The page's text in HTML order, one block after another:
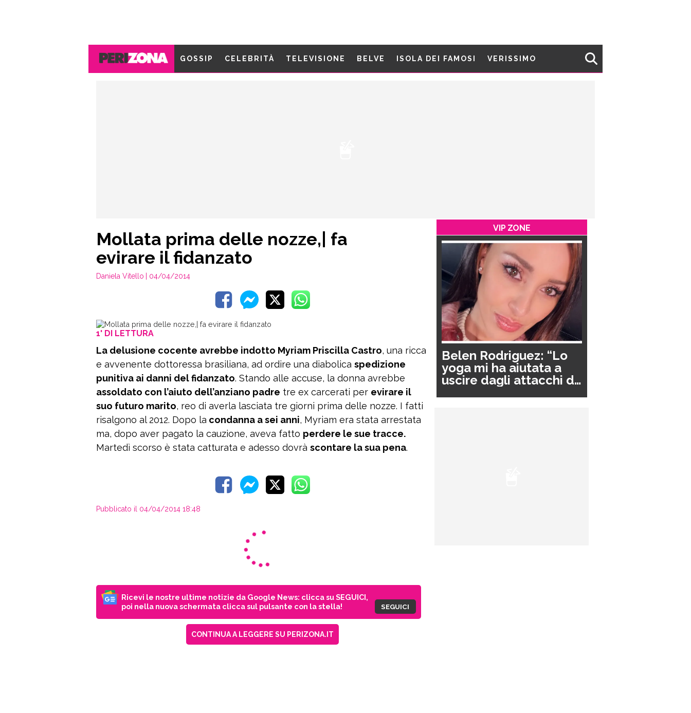
GOSSIP CELEBRITÀ TELEVISIONE BELVE ISOLA DEI FAMOSI VERISSIMO
Mollata prima delle nozze,| fa
evirare il fidanzato
Daniela Vitello | 04/04/2014
1' DI LETTURA
La delusione cocente avrebbe indotto Myriam Priscilla Castro, una ricca
e avvenente dottoressa brasiliana, ad ordire una diabolica spedizione
punitiva ai danni del fidanzato. Stando alle accuse, la donna avrebbe
assoldato con l’aiuto dell’anziano padre tre ex carcerati per evirare il
suo futuro marito, reo di averla lasciata tre giorni prima delle nozze. I fatti
risalgono al 2012. Dopo la condanna a sei anni, Myriam era stata arrestata
ma, dopo aver pagato la cauzione, aveva fatto perdere le sue tracce.
Martedì scorso è stata catturata e adesso dovrà scontare la sua pena.
Pubblicato il 04/04/2014 18:48
Ricevi le nostre ultime notizie da Google News: clicca su SEGUICI,
poi nella nuova schermata clicca sul pulsante con la stella!
SEGUICI
CONTINUA A LEGGERE SU PERIZONA.IT
VIP ZONE
Belen Rodriguez: “Lo
yoga mi ha aiutata a
uscire dagli attacchi di